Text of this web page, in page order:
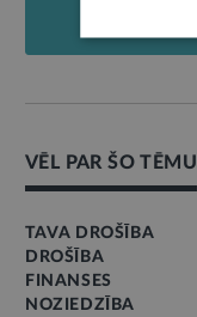
VĒL PAR ŠO TĒMU
TAVA DROŠĪBA
DROŠĪBA
FINANSES
NOZIEDZĪBA